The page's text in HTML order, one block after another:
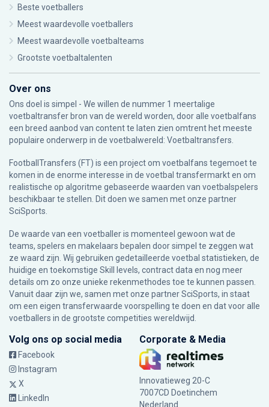
Beste voetballers
Meest waardevolle voetballers
Meest waardevolle voetbalteams
Grootste voetbaltalenten
Over ons
Ons doel is simpel - We willen de nummer 1 meertalige
voetbaltransfer bron van de wereld worden, door alle voetbalfans
een breed aanbod van content te laten zien omtrent het meeste
populaire onderwerp in de voetbalwereld: Voetbaltransfers.
FootballTransfers (FT) is een project om voetbalfans tegemoet te
komen in de enorme interesse in de voetbal transfermarkt en om
realistische op algoritme gebaseerde waarden van voetbalspelers
beschikbaar te stellen. Dit doen we samen met onze partner
SciSports
De waarde van een voetballer is momenteel gewoon wat de
teams, spelers en makelaars bepalen door simpel te zeggen wat
ze waard zijn. Wij gebruiken gedetailleerde voetbal statistieken, de
huidige en toekomstige Skill levels, contract data en nog meer
details om zo onze unieke rekenmethodes toe te kunnen passen.
Vanuit daar zijn we, samen met onze partner SciSports, in staat
om een eigen transferwaarde voorspelling te doen en dat voor alle
voetballers in de grootste competities wereldwijd.
Volg ons op social media
Facebook
Instagram
X
LinkedIn
Corporate & Media
Innovatieweg 20-C
7007CD Doetinchem
Nederland